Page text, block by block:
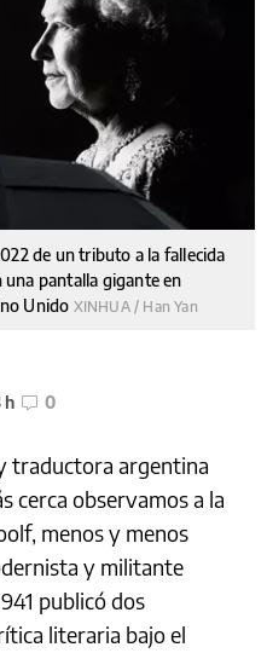
de un tributo a la fallecida
una pantalla gigante en
Unido XINHUA / Han Yan
h 0
traductora argentina
cerca observamos a la
menos y menos
y militante
publicó dos
literaria bajo el